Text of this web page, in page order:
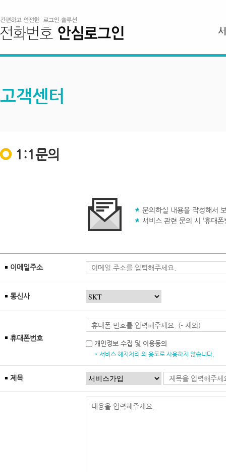
고객센터
1:1문의
문의하실 내용을 작성해서
서비스 관련 문의 시 ‘휴대
이메일주소
통신사
휴대폰번호
개인정보 수집 및 이용동의
* 서비스 해지처리 외 용도로 사용하지 않습니다.
제목